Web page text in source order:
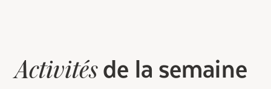
Activitésde la semaine